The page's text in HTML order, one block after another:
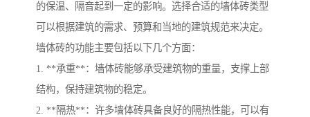
的保温、隔音起到一定的影响。选择合适的墙体砖类型
可以根据建筑的需求、预算和当地的建筑规范来决定。
墙体砖的功能主要包括以下几个方面：
1. **承重**：墙体砖能够承受建筑物的重量，支撑上部
结构，保持建筑物的稳定。
2. **隔热**：许多墙体砖具备良好的隔热性能，可以有